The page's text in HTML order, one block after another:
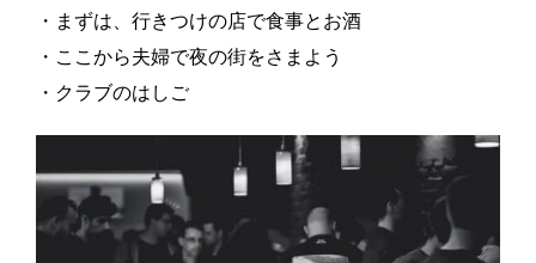
・まずは、行きつけの店で食事とお酒
・ここから夫婦で夜の街をさまよう
・クラブのはしご